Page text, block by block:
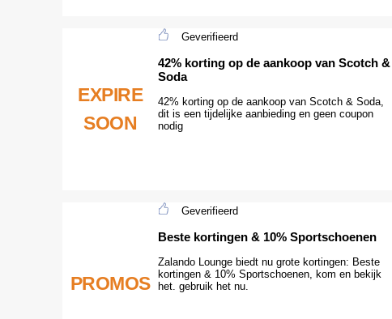
EXPIRE
SOON
Geverifieerd
42% korting op de aankoop van Scotch &
Soda
42% korting op de aankoop van Scotch & Soda,
dit is een tijdelijke aanbieding en geen coupon
nodig
PROMOS
Geverifieerd
Beste kortingen & 10% Sportschoenen
Zalando Lounge biedt nu grote kortingen: Beste
kortingen & 10% Sportschoenen, kom en bekijk
het. gebruik het nu.